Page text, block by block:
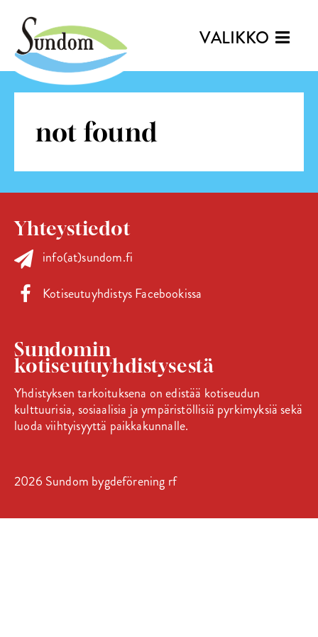
VALIKKO
not found
Yhteystiedot
info(at)sundom.fi
Kotiseutuyhdistys Facebookissa
Sundomin
kotiseutuyhdistysestä
Yhdistyksen tarkoituksena on edistää kotiseudun
kulttuurisia, sosiaalisia ja ympäristöllisiä pyrkimyksiä sekä
luoda viihtyisyyttä paikkakunnalle.
2026 Sundom bygdeförening rf